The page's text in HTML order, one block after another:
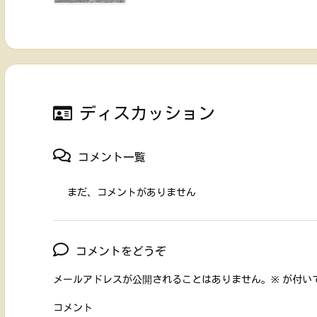
ディスカッション
コメント一覧
まだ、コメントがありません
コメントをどうぞ
メールアドレスが公開されることはありません。 ※ が付い
コメント